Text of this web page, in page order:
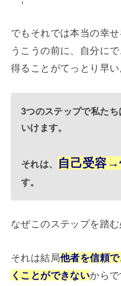
でもそれでは本当の幸
うこうの前に、自分に
得ることがてっとり早
3つのステップで私た
いけます。
それは、 自己受容
す。
なぜこのステップを踏
それは結局他者を信頼
くことができないからで